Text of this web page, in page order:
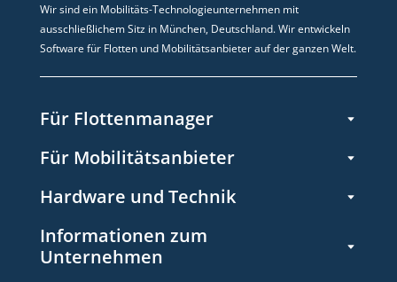
Wir sind ein Mobilitäts-Technologieunternehmen mit
ausschließlichem Sitz in München, Deutschland. Wir entwickeln
Software für Flotten und Mobilitätsanbieter auf der ganzen Welt.
Für Flottenmanager
Für Mobilitätsanbieter
Hardware und Technik
Informationen zum
Unternehmen